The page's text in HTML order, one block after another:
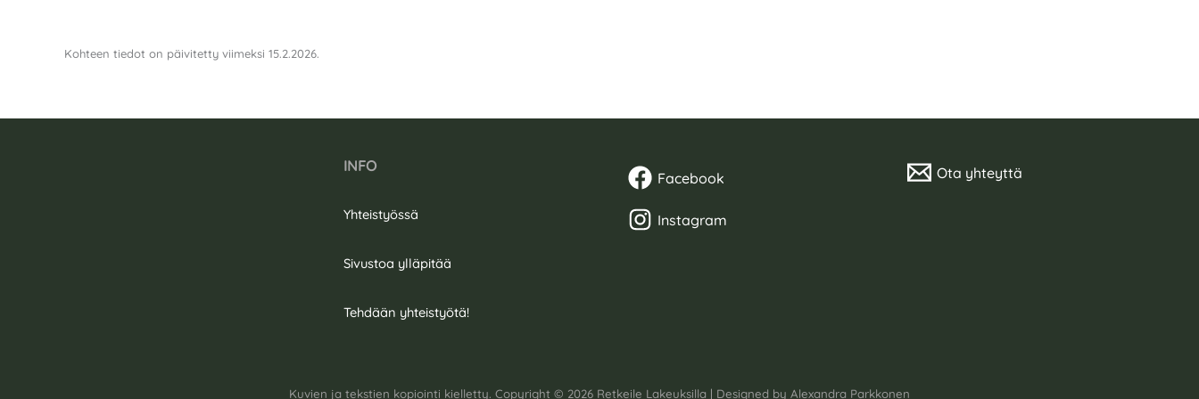
Kohteen tiedot on päivitetty viimeksi 15.2.2026.
INFO
Yhteistyössä
Sivustoa ylläpitää
Tehdään yhteistyötä!
Facebook
Instagram
Ota yhteyttä
Kuvien ja tekstien kopiointi kielletty. Copyright © 2026 Retkeile Lakeuksilla | Designed by Alexandra Parkkonen